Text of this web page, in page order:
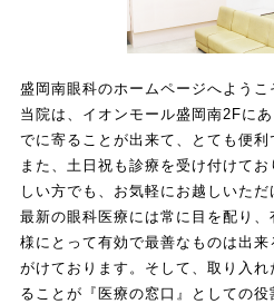
盛岡南眼科のホームページへようこ
当院は、イオンモール盛岡南2Fに
でに寄ることが出来て、とても便利
また、土日祝も診療を受け付けて
しい方でも、お気軽にお越しいただ
最新の眼科医療には常に目を配り
様にとって有効で最善なものは出
がけております。そして、取り入
ることが『医療の窓口』としての役